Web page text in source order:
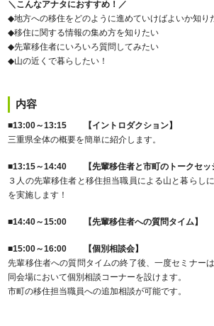
＼こんなアナタにおすすめ！／
◆地方への移住をどのように進めていけばよいか知り
◆移住に関する情報の集め方を知りたい
◆先輩移住者にいろいろ質問してみたい
◆山の近くで暮らしたい！
内容
■13:00～13:15 【イントロダクション】
三重県全体の概要を簡単に紹介します。
■13:15～14:40 【先輩移住者と市町のトークセッ
３人の先輩移住者と移住担当職員による山と暮らし
を実施します！
■14:40～15:00 【先輩移住者への質問タイム】
■15:00～16:00 【個別相談会】
先輩移住者への質問タイムの終了後、一度セミナー
同会場において個別相談コーナーを設けます。
市町の移住担当職員への追加相談が可能です。